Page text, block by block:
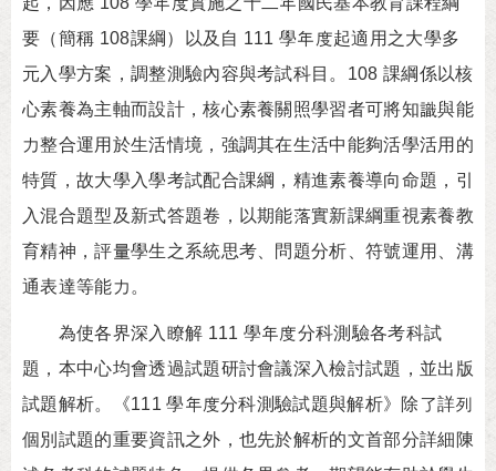
要（簡稱 108課綱）以及自 111 學年度起適用之大學多
元入學方案，調整測驗內容與考試科目。108 課綱係以核
心素養為主軸而設計，核心素養關照學習者可將知識與能
力整合運用於生活情境，強調其在生活中能夠活學活用的
特質，故大學入學考試配合課綱，精進素養導向命題，引
入混合題型及新式答題卷，以期能落實新課綱重視素養教
育精神，評量學生之系統思考、問題分析、符號運用、溝
通表達等能力。
為使各界深入瞭解 111 學年度分科測驗各考科試
題，本中心均會透過試題研討會議深入檢討試題，並出版
試題解析。《111 學年度分科測驗試題與解析》除了詳列
個別試題的重要資訊之外，也先於解析的文首部分詳細陳